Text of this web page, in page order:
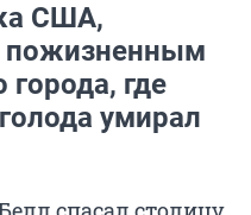
США,
пожизненным
где
умирал